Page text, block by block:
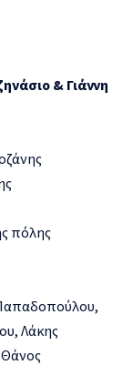
& Γιάννη
πόλης
Λάκης